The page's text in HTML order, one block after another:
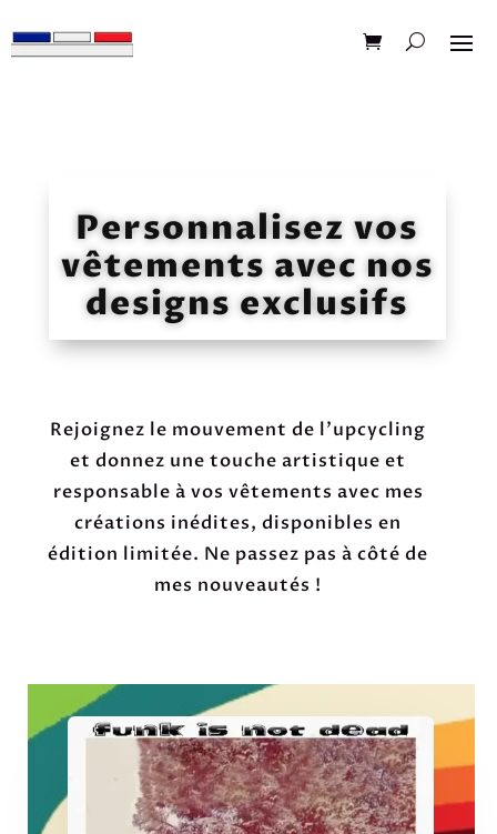
Personnalisez vos
vêtements avec nos
designs exclusifs
Rejoignez le mouvement de l'upcycling
et donnez une touche artistique et
responsable à vos vêtements avec mes
créations inédites, disponibles en
édition limitée. Ne passez pas à côté de
mes nouveautés !